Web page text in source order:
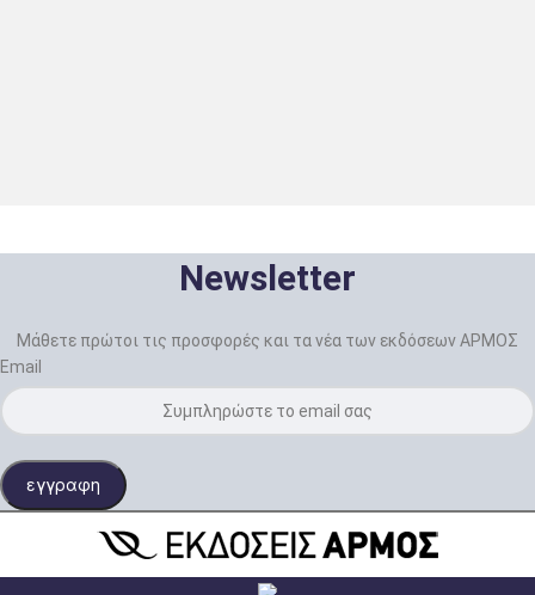
Newsletter
Μάθετε πρώτοι τις προσφορές και τα νέα των εκδόσεων ΑΡΜΟΣ
Email
εγγραφη